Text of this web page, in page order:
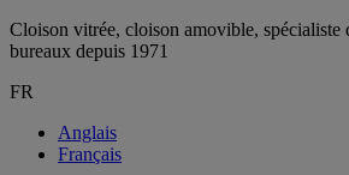
Cloison vitrée, cloison amovible, spécialiste
bureaux depuis 1971
FR
Anglais
Français